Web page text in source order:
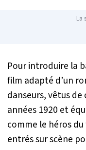
La
Pour introduire la
film adapté d’un
danseurs, vêtus
années 1920 et
comme le héros
entrés sur scène